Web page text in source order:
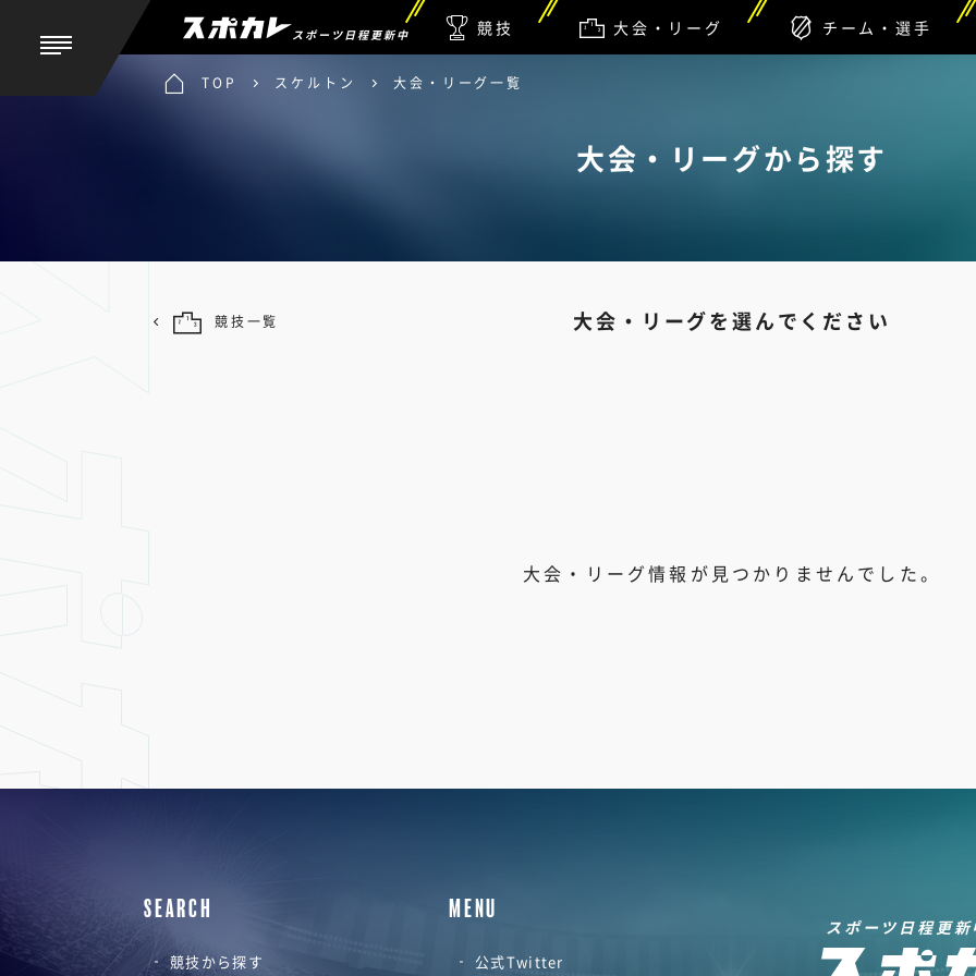
スポーツ日程更新中 競技 大会・リーグ チーム・選手
TOP スケルトン 大会・リーグ一覧
大会・リーグから探す
大会・リーグを選んでください
競技一覧
大会・リーグ情報が見つかりませんでした。
SEARCH
競技から探す
MENU
公式Twitter
スポーツ日程更新